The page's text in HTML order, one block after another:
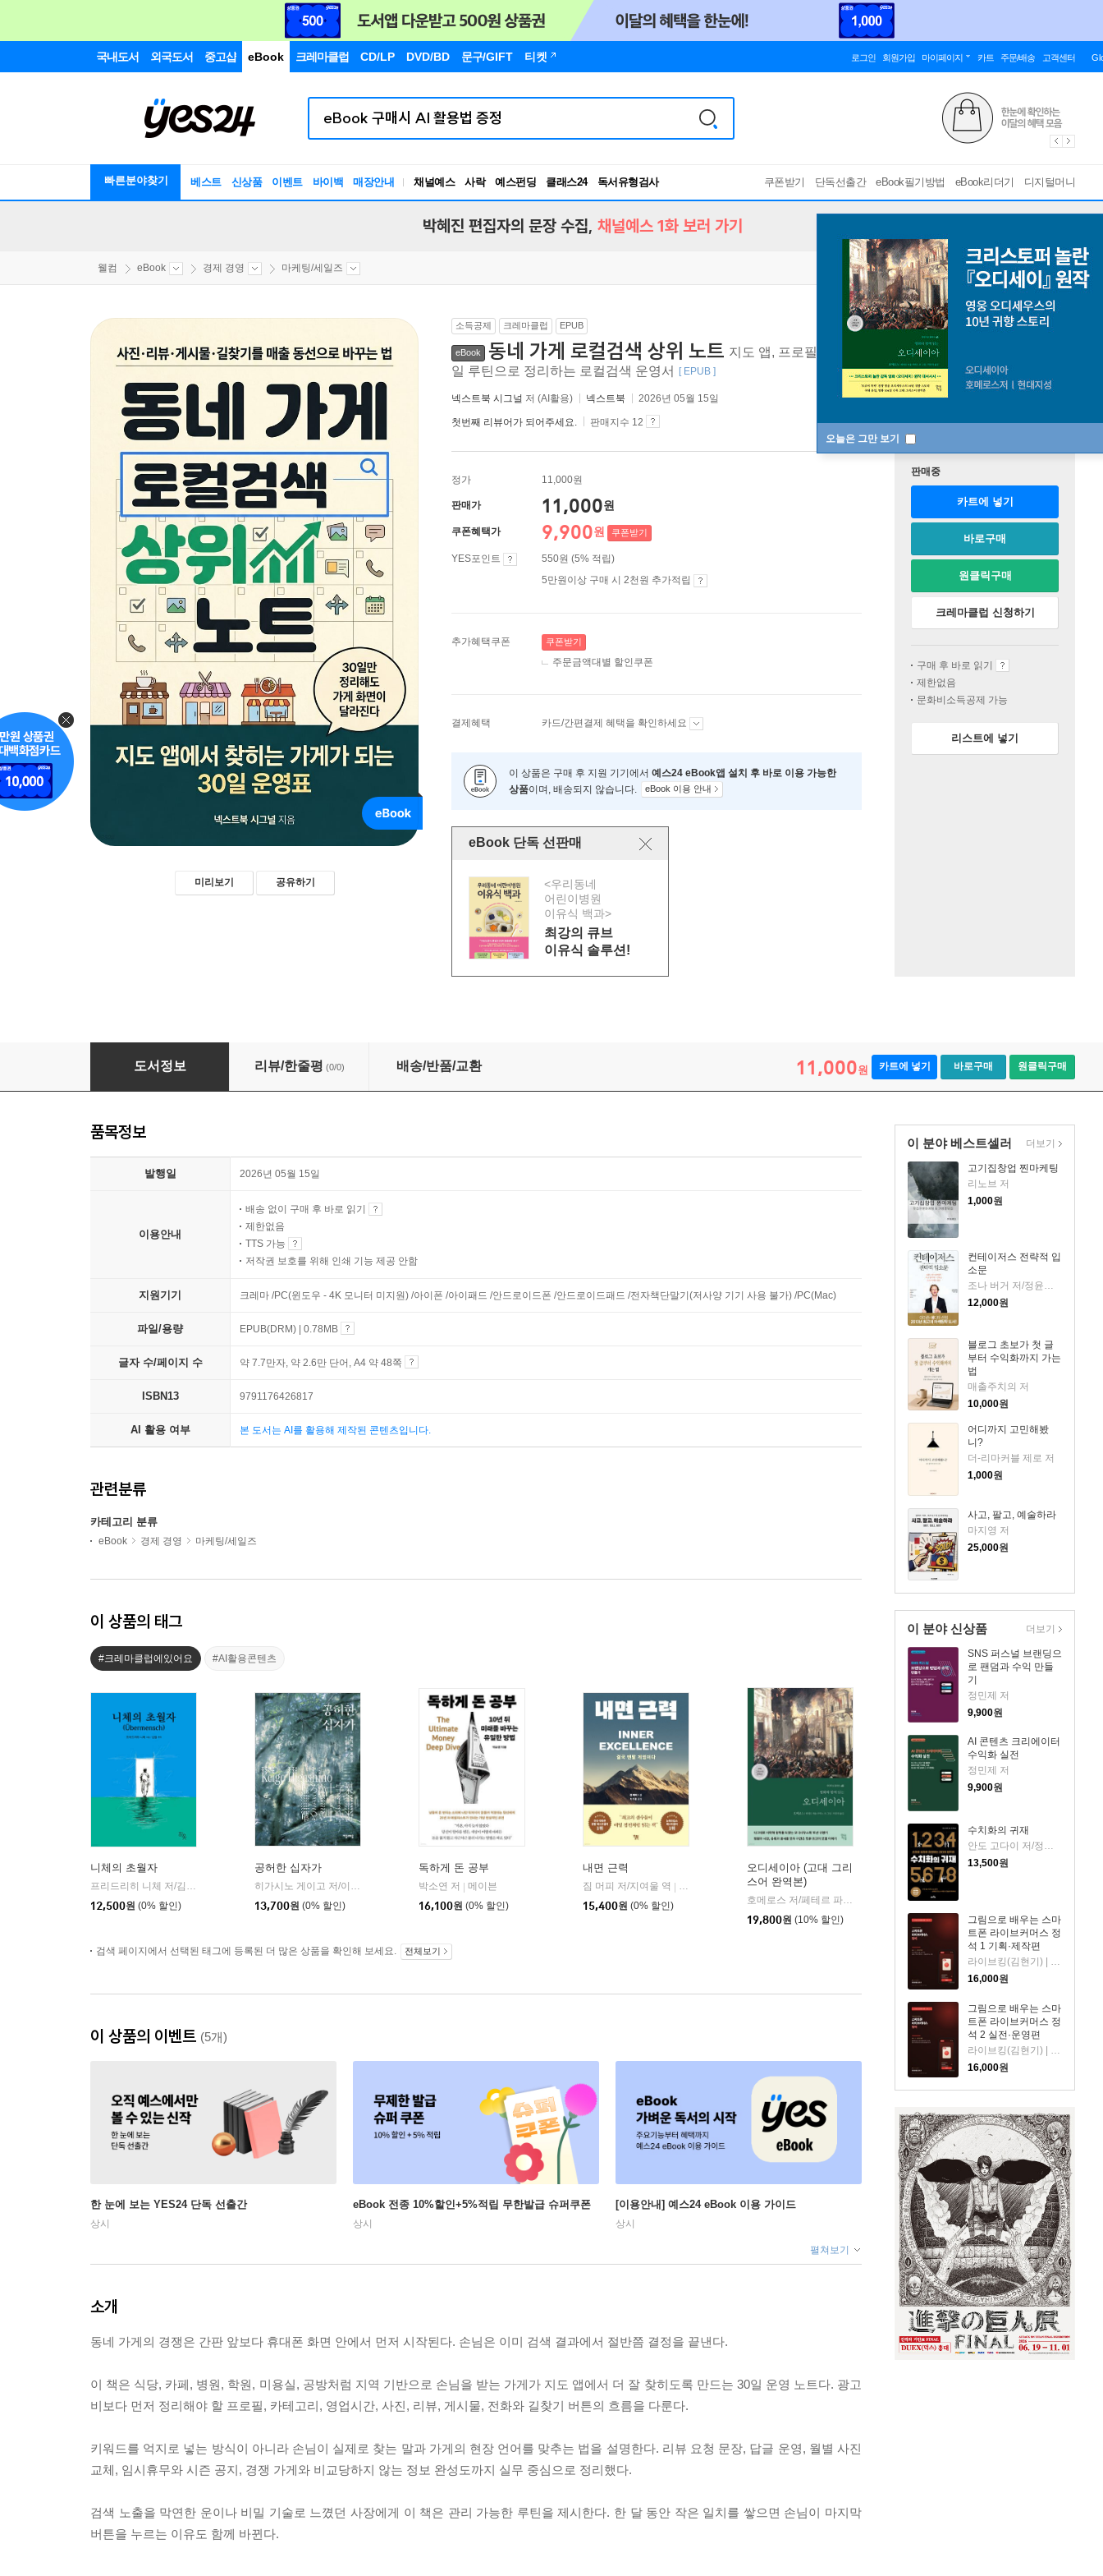
국내도서 외국도서 중고샵 eBook 크레마클럽 CD/LP DVD/BD 문구/GIFT 티켓 로그인 회원가입 마이페이지 카트 주문/배송 고객센터
빠른분야찾기 베스트 신상품 이벤트 바이백 매장안내 채널예스 사락 예스펀딩 클래스24
독서유형검사
RBTI Lab
쿠폰받기 단독선출간 eBook필기방법 eBook리더기 디지털머니
오늘은 그만 보기
박혜진 편집자의 문장 수집, 채널예스 1화 보러 가기
웰컴 eBook 경제 경영 마케팅/세일즈
미리보기 공유하기
소득공제 크레마클럽 EPUB
eBook 동네 가게 로컬검색 상위 노트 지도 앱, 프로필, 리뷰, 사진, 게시물, 키워드, 전환 버튼을 30
일 루틴으로 정리하는 로컬검색 운영서
[ EPUB ]
넥스트북 시그널 저 (AI활용) 넥스트북 2026년 05월 15일
첫번째 리뷰어가 되어주세요. 판매지수 12
정가 11,000원
판매가 11,000원
쿠폰혜택가 9,900원 쿠폰받기
YES포인트
550원 (5% 적립)
5만원이상 구매 시 2천원 추가적립
추가혜택쿠폰 쿠폰받기
주문금액대별 할인쿠폰
결제혜택 카드/간편결제 혜택을 확인하세요
이 상품은 구매 후 지원 기기에서 예스24 eBook앱 설치 후 바로 이용 가능한
상품이며, 배송되지 않습니다. eBook 이용 안내
eBook 단독 선판매
<우리동네
어린이병원
이유식 백과>
최강의 큐브
이유식 솔루션!
판매중
카트에 넣기
바로구매
원클릭구매
크레마클럽 신청하기
구매 후 바로 읽기
제한없음
문화비소득공제 가능
리스트에 넣기
동네 가게 로컬검색 상위 노트
도서정보 리뷰/한줄평 (0/0) 배송/반품/교환 11,000원 카트에 넣기 바로구매 원클릭구매
이 분야 베스트셀러
고기집창업 찐마케팅
리노브 저
1,000원
컨테이저스 전략적 입
소문
조나 버거 저/정윤미 역
12,000원
블로그 초보가 첫 글
부터 수익화까지 가는
법
매출주치의 저
10,000원
어디까지 고민해봤
니?
더-리마커블 제로 저
1,000원
사고, 팔고, 예술하라
마지영 저
25,000원
더보기
이 분야 신상품
SNS 퍼스널 브랜딩으
로 팬덤과 수익 만들
기
정민제 저
9,900원
AI 콘텐츠 크리에이터
수익화 실전
정민제 저
9,900원
수치화의 귀재
안도 고다이 저/정혁 역
13,500원
그림으로 배우는 스마
트폰 라이브커머스 정
석 1 기획·제작편
라이브킹(김현기) | 홈쇼핑·라이브커머스 30년 방송 제작자이자 교육자. 스마트폰 콘텐츠 교육 전문. 저
16,000원
그림으로 배우는 스마
트폰 라이브커머스 정
석 2 실전·운영편
라이브킹(김현기) | 홈쇼핑·라이브커머스 30년 방송 제작자이자 교육자. 스마트폰 콘텐츠 교육 전문. 저
16,000원
더보기
품목정보
발행일 2026년 05월 15일
이용안내
배송 없이 구매 후 바로 읽기
제한없음
TTS 가능
저작권 보호를 위해 인쇄 기능 제공 안함
지원기기 크레마 /PC(윈도우 - 4K 모니터 미지원) /아이폰 /아이패드 /안드로이드폰 /안드로이드패드 /전자책단말기(저사양 기기 사용 불가) /PC(Mac)
파일/용량 EPUB(DRM) | 0.78MB
글자 수/페이지 수 약 7.7만자, 약 2.6만 단어, A4 약 48쪽
ISBN13 9791176426817
AI 활용 여부 본 도서는 AI를 활용해 제작된 콘텐츠입니다.
관련분류
카테고리 분류
eBook 경제 경영 마케팅/세일즈
이 상품의 태그
#크레마클럽에있어요 #AI활용콘텐츠
니체의 초월자
프리드리히 니체 저/김철 편역
12,500원 (0% 할인)
공허한 십자가
히가시노 게이고 저/이선희 역
자음과모음
13,700원 (0% 할인)
독하게 돈 공부
박소연 저
메이븐
16,100원 (0% 할인)
내면 근력
짐 머피 저/지여울 역
윌북(willbook)
15,400원 (0% 할인)
오디세이아 (고대 그리
스어 완역본)
호메로스 저/페테르 파울 루벤스 그림/박문재 역 |
19,800원 (10% 할인)
검색 페이지에서 선택된 태그에 등록된 더 많은 상품을 확인해 보세요. 전체보기
이 상품의 이벤트 (5개)
한 눈에 보는 YES24 단독 선출간
상시
eBook 전종 10%할인+5%적립 무한발급 슈퍼쿠폰
상시
[이용안내] 예스24 eBook 이용 가이드
상시
펼쳐보기
소개
동네 가게의 경쟁은 간판 앞보다 휴대폰 화면 안에서 먼저 시작된다. 손님은 이미 검색 결과에서 절반쯤 결정을 끝낸다.
이 책은 식당, 카페, 병원, 학원, 미용실, 공방처럼 지역 기반으로 손님을 받는 가게가 지도 앱에서 더 잘 찾히도록 만드는 30일 운영 노트다. 광고
비보다 먼저 정리해야 할 프로필, 카테고리, 영업시간, 사진, 리뷰, 게시물, 전화와 길찾기 버튼의 흐름을 다룬다.
키워드를 억지로 넣는 방식이 아니라 손님이 실제로 찾는 말과 가게의 현장 언어를 맞추는 법을 설명한다. 리뷰 요청 문장, 답글 운영, 월별 사진
교체, 임시휴무와 시즌 공지, 경쟁 가게와 비교당하지 않는 정보 완성도까지 실무 중심으로 정리했다.
검색 노출을 막연한 운이나 비밀 기술로 느꼈던 사장에게 이 책은 관리 가능한 루틴을 제시한다. 한 달 동안 작은 일치를 쌓으면 손님이 마지막
버튼을 누르는 이유도 함께 바뀐다.